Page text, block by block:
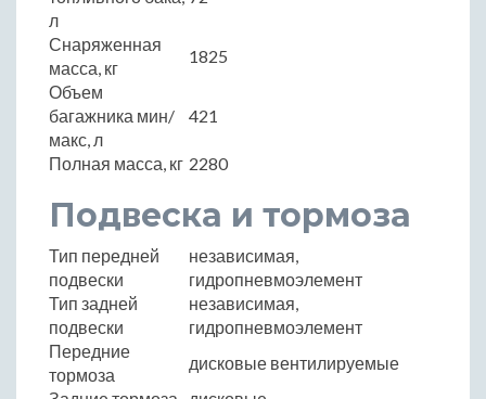
л
Снаряженная
масса, кг
1825
Объем
багажника мин/
макс, л
421
Полная масса, кг 2280
Подвеска и тормоза
Тип передней
подвески
независимая,
гидропневмоэлемент
Тип задней
подвески
независимая,
гидропневмоэлемент
Передние
тормоза
дисковые вентилируемые